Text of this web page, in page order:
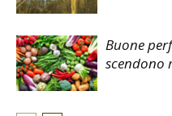
Buone
scendono